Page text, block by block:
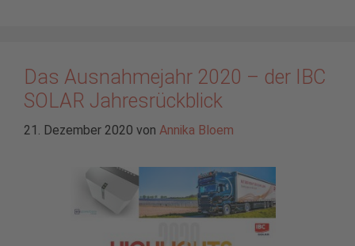
Das Ausnahmejahr 2020 – der IBC
SOLAR Jahresrückblick
21. Dezember 2020 von Annika Bloem